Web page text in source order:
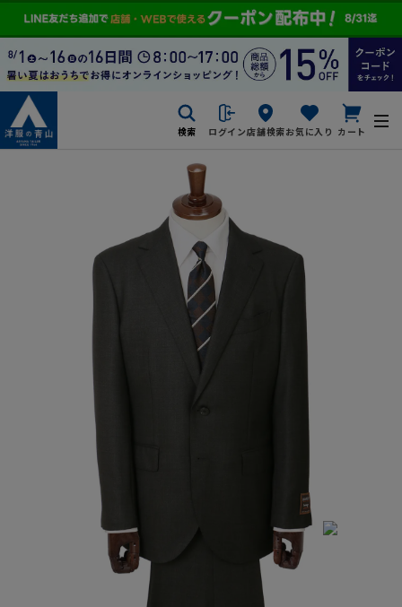
検索 ログイン店舗検索お気に入り カート